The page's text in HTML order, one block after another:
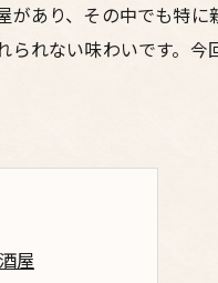
あり、その中でも特
れない味わいです。
屋